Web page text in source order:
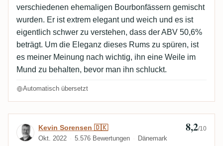
verschiedenen ehemaligen Bourbonfässern gemischt
wurden. Er ist extrem elegant und weich und es ist
eigentlich schwer zu verstehen, dass der ABV 50,6%
beträgt. Um die Eleganz dieses Rums zu spüren, ist
es meiner Meinung nach wichtig, ihn eine Weile im
Mund zu behalten, bevor man ihn schluckt.
Automatisch übersetzt
Bewertung von Kevin Sorensen 🇩🇰
Kevin Sorensen 🇩🇰
Okt. 2022 5.576 Bewertungen Dänemark
8,2/10